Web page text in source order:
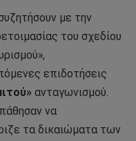
με την
του σχεδίου
επιδοτήσεις
ανταγωνισμού.
να
τα δικαιώματα των